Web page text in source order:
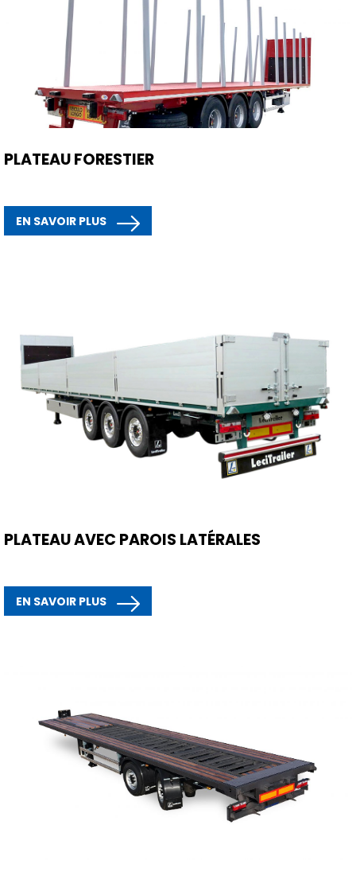
PLATEAU FORESTIER
EN SAVOIR PLUS
PLATEAU AVEC PAROIS LATÉRALES
EN SAVOIR PLUS